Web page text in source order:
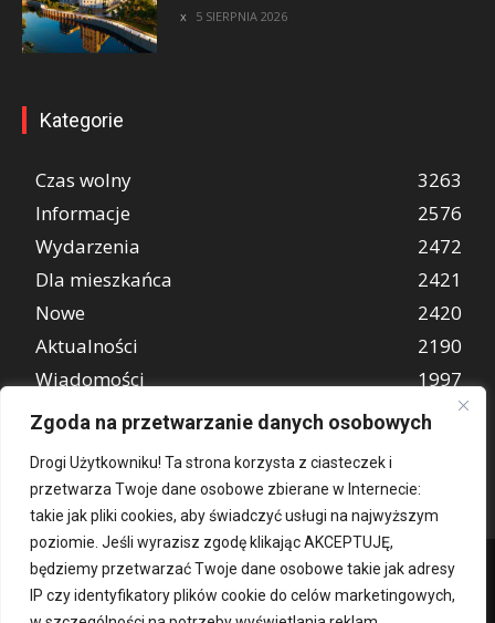
Zgoda na przetwarzanie danych osobowych
Drogi Użytkowniku! Ta strona korzysta z ciasteczek i
przetwarza Twoje dane osobowe zbierane w Internecie:
takie jak pliki cookies, aby świadczyć usługi na najwyższym
poziomie. Jeśli wyrazisz zgodę klikając AKCEPTUJĘ,
będziemy przetwarzać Twoje dane osobowe takie jak adresy
IP czy identyfikatory plików cookie do celów marketingowych,
5 SIERPNIA 2026
Kategorie
Czas wolny
3263
Informacje
2576
Wydarzenia
2472
Dla mieszkańca
2421
Nowe
2420
Aktualności
2190
Wiadomości
1997
REKLAMA
849